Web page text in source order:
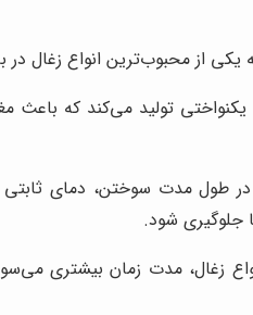
از محبوب‌ترین انواع زغال
تولید می‌کند که باعث
طول مدت سوختن، دمای
جلوگیری شود.
زغال، مدت زمان بیشتری